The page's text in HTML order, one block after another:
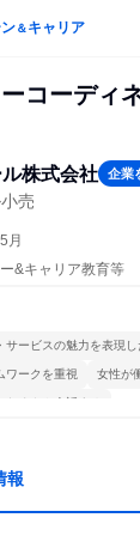
＆キャリア
コーディ
株式会社 企業
売
月
&キャリア教育等
サービスの魅力を表現し
ワークを重視 女性が
たくさん会話する
報